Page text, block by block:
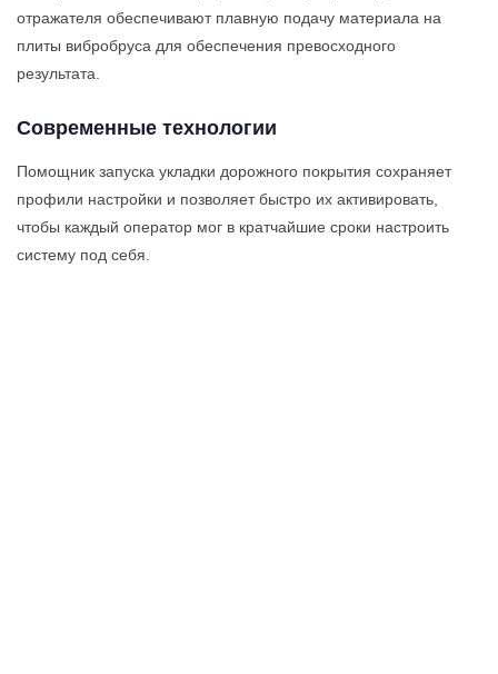
отражателя обеспечивают плавную подачу материала на
плиты вибробруса для обеспечения превосходного
результата.
Современные технологии
Помощник запуска укладки дорожного покрытия сохраняет
профили настройки и позволяет быстро их активировать,
чтобы каждый оператор мог в кратчайшие сроки настроить
систему под себя.